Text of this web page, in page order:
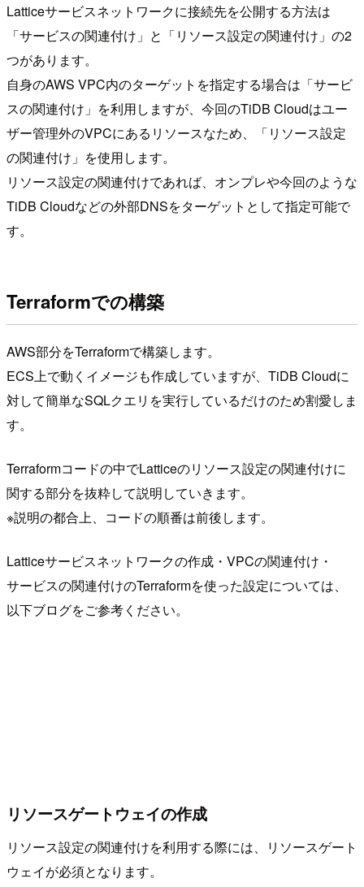
Latticeサービスネットワークに接続先を公開する方法は
「サービスの関連付け」と「リソース設定の関連付け」の2
つがあります。
自身のAWS VPC内のターゲットを指定する場合は「サービ
スの関連付け」を利用しますが、今回のTiDB Cloudはユー
ザー管理外のVPCにあるリソースなため、「リソース設定
の関連付け」を使用します。
リソース設定の関連付けであれば、オンプレや今回のような
TiDB Cloudなどの外部DNSをターゲットとして指定可能で
す。
Terraformでの構築
AWS部分をTerraformで構築します。
ECS上で動くイメージも作成していますが、TiDB Cloudに
対して簡単なSQLクエリを実行しているだけのため割愛しま
す。
Terraformコードの中でLatticeのリソース設定の関連付けに
関する部分を抜粋して説明していきます。
※説明の都合上、コードの順番は前後します。
Latticeサービスネットワークの作成・VPCの関連付け・
サービスの関連付けのTerraformを使った設定については、
以下ブログをご参考ください。
リソースゲートウェイの作成
リソース設定の関連付けを利用する際には、リソースゲート
ウェイが必須となります。